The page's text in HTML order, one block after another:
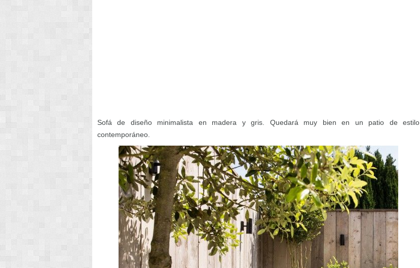
Sofá de diseño minimalista en madera y gris. Quedará muy bien en un patio de estilo
contemporáneo.